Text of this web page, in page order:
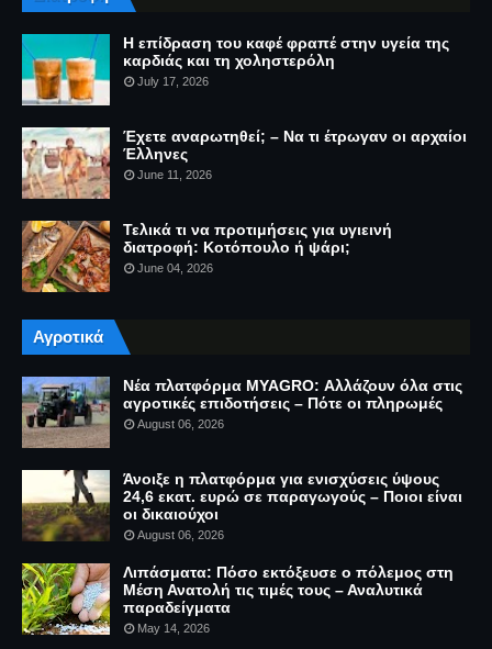
Η επίδραση του καφέ φραπέ στην υγεία της
καρδιάς και τη χοληστερόλη
July 17, 2026
Έχετε αναρωτηθεί; – Να τι έτρωγαν οι αρχαίοι
Έλληνες
June 11, 2026
Τελικά τι να προτιμήσεις για υγιεινή
διατροφή: Κοτόπουλο ή ψάρι;
June 04, 2026
Αγροτικά
Νέα πλατφόρμα MYAGRO: Αλλάζουν όλα στις
αγροτικές επιδοτήσεις – Πότε οι πληρωμές
August 06, 2026
Άνοιξε η πλατφόρμα για ενισχύσεις ύψους
24,6 εκατ. ευρώ σε παραγωγούς – Ποιοι είναι
οι δικαιούχοι
August 06, 2026
Λιπάσματα: Πόσο εκτόξευσε ο πόλεμος στη
Μέση Ανατολή τις τιμές τους – Αναλυτικά
παραδείγματα
May 14, 2026